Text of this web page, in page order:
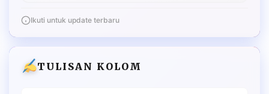
Ikuti untuk update terbaru
TULISAN KOLOM